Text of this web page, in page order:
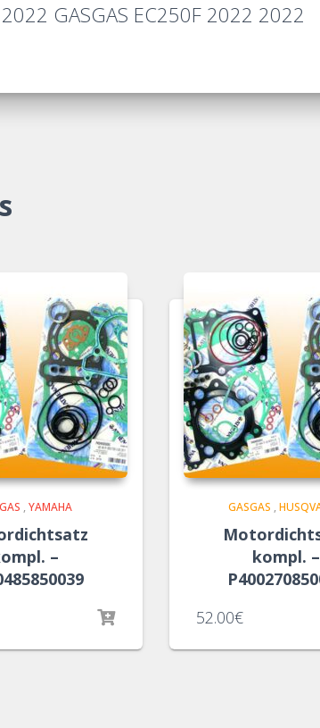
GASGAS EC250F 2022 2022
,YAMAHA
–
GASGAS ,
kompl. –
52.00€